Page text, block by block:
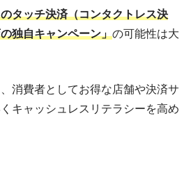
タッチ決済（コンタクトレス決
独自キャンペーン」の可能性は大
消費者としてお得な店舗や決済サ
キャッシュレスリテラシーを高め